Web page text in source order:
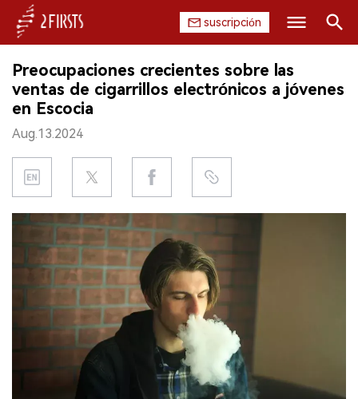
suscripción
INICIO
EMPRESA
PRODUCTO
REGULACIÓN
DATOS
EXPOSICIÓN
ENTREVISTA
Preocupaciones crecientes sobre las
ventas de cigarrillos electrónicos a jóvenes
en Escocia
Aug.13.2024